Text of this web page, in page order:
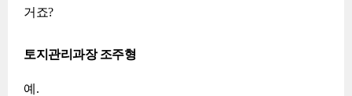
거죠?
토지관리과장 조주형
예.